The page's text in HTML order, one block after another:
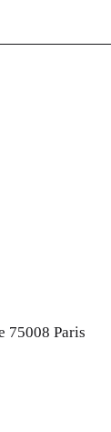
75008 Paris